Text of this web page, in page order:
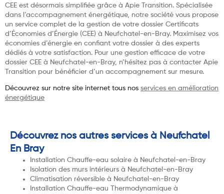
CEE est désormais simplifiée grâce à Apie Transition. Spécialisée
dans l’accompagnement énergétique, notre société vous propose
un service complet de la gestion de votre dossier Certificats
d’Économies d’Énergie (CEE) à Neufchatel-en-Bray. Maximisez vos
économies d’énergie en confiant votre dossier à des experts
dédiés à votre satisfaction. Pour une gestion efficace de votre
dossier CEE à Neufchatel-en-Bray, n’hésitez pas à contacter Apie
Transition pour bénéficier d’un accompagnement sur mesure.
Découvrez sur notre site internet tous nos services en amélioration
énergétique
Découvrez nos autres services à Neufchatel
En Bray
Installation Chauffe-eau solaire à Neufchatel-en-Bray
Isolation des murs intérieurs à Neufchatel-en-Bray
Climatisation réversible à Neufchatel-en-Bray
Installation Chauffe-eau Thermodynamique à